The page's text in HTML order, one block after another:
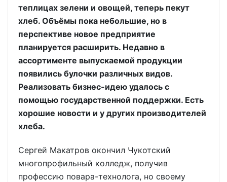
теплицах зелени и овощей, теперь пекут
хлеб. Объёмы пока небольшие, но в
перспективе новое предприятие
планируется расширить. Недавно в
ассортименте выпускаемой продукции
появились булочки различных видов.
Реализовать бизнес-идею удалось с
помощью государственной поддержки. Есть
хорошие новости и у других производителей
хлеба.
Сергей Макатров окончил Чукотский
многопрофильный колледж, получив
профессию повара-технолога, но своему